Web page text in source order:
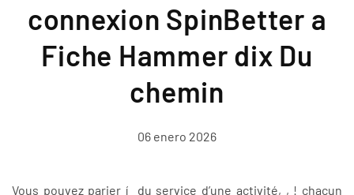
connexion SpinBetter a
Fiche Hammer dix Du
chemin
06 enero 2026
Vous pouvez parier í du service d’une activité, , ! chacun